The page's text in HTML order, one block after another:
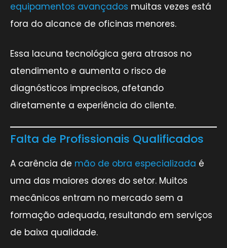
equipamentos avançados muitas vezes está
fora do alcance de oficinas menores.
Essa lacuna tecnológica gera atrasos no
atendimento e aumenta o risco de
diagnósticos imprecisos, afetando
diretamente a experiência do cliente.
Falta de Profissionais Qualificados
A carência de mão de obra especializada é
uma das maiores dores do setor. Muitos
mecânicos entram no mercado sem a
formação adequada, resultando em serviços
de baixa qualidade.